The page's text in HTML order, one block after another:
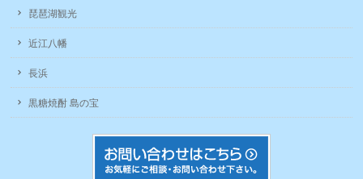
琵琶湖観光
近江八幡
長浜
黒糖焼酎 島の宝